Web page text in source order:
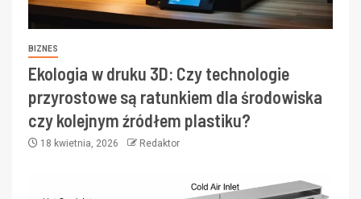
BIZNES
Ekologia w druku 3D: Czy technologie
przyrostowe są ratunkiem dla środowiska
czy kolejnym źródłem plastiku?
18 kwietnia, 2026 Redaktor